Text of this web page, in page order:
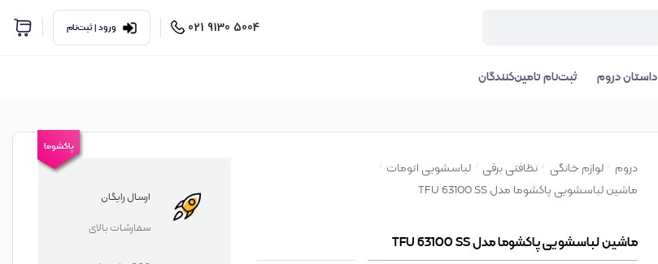
5004 9130 021 ورود | ثبت‌نام
داستان دروم ثبت‌نام تامین‌کنندگان
پاکشوما
دروم لوازم خانگی نظافتی برقی
لباسشویی اتومات
ماشین لباسشویی پاکشوما مدل TFU 63100 SS
ماشین لباسشویی پاکشوما مدل TFU 63100 SS
ارسال رایگان
سفارشات بالای